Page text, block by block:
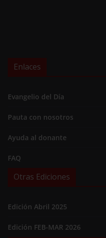
Enlaces
Evangelio del Día
Pauta con nosotros
Ayuda al donante
FAQ
Otras Ediciones
Edición Abril 2025
Edición FEB-MAR 2026